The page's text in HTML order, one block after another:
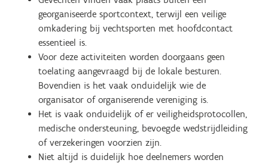
georganiseerde sportcontext, terwijl een veilige
omkadering bij vechtsporten met hoofdcontact
essentieel is.
Voor deze activiteiten worden doorgaans geen
toelating aangevraagd bij de lokale besturen.
Bovendien is het vaak onduidelijk wie de
organisator of organiserende vereniging is.
Het is vaak onduidelijk of er veiligheidsprotocollen,
medische ondersteuning, bevoegde wedstrijdleiding
of verzekeringen voorzien zijn.
Niet altijd is duidelijk hoe deelnemers worden